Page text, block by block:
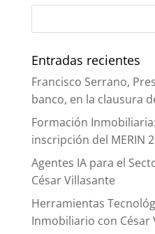
Entradas recientes
Francisco Serrano,
banco, en la clausura
Formación
inscripción del MERIN
Agentes IA para el
César Villasante
Herramientas
Inmobiliario con César